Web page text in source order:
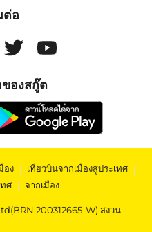
ต่อ
องสกู๊ต
อง | เที่ยวบินจากเมืองสู่ประเทศ |
ศ | จากเมือง
200312665-W) สงวน